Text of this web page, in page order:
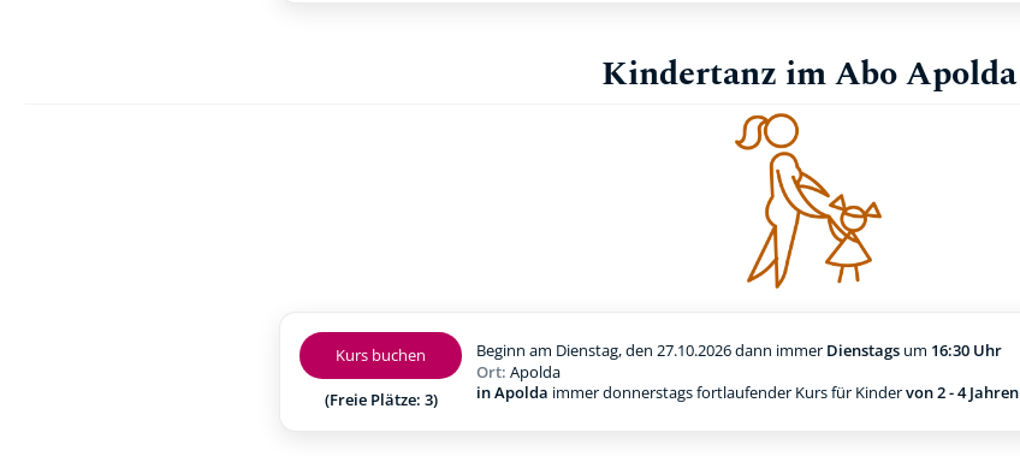
Kindertanz im Abo Apolda
Kurs buchen
(Freie Plätze: 3)
Beginn am Dienstag, den 27.10.2026dann immer Dienstags um 16:30 Uhr
Ort: Apolda
in Apolda immer donnerstags fortlaufender Kurs für Kindervon 2 - 4 Jahren